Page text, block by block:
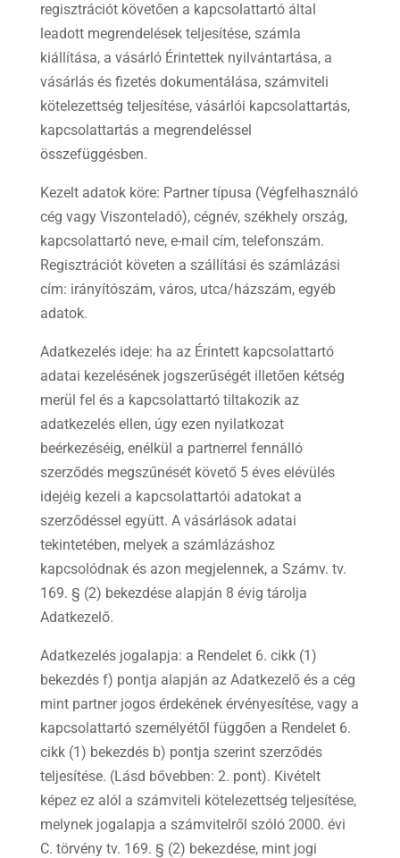
regisztrációt követően a kapcsolattartó által
leadott megrendelések teljesítése, számla
kiállítása, a vásárló Érintettek nyilvántartása, a
vásárlás és fizetés dokumentálása, számviteli
kötelezettség teljesítése, vásárlói kapcsolattartás,
kapcsolattartás a megrendeléssel
összefüggésben.
Kezelt adatok köre: Partner típusa (Végfelhasználó
cég vagy Viszonteladó), cégnév, székhely ország,
kapcsolattartó neve, e-mail cím, telefonszám.
Regisztrációt követen a szállítási és számlázási
cím: irányítószám, város, utca/házszám, egyéb
adatok.
Adatkezelés ideje: ha az Érintett kapcsolattartó
adatai kezelésének jogszerűségét illetően kétség
merül fel és a kapcsolattartó tiltakozik az
adatkezelés ellen, úgy ezen nyilatkozat
beérkezéséig, enélkül a partnerrel fennálló
szerződés megszűnését követő 5 éves elévülés
idejéig kezeli a kapcsolattartói adatokat a
szerződéssel együtt. A vásárlások adatai
tekintetében, melyek a számlázáshoz
kapcsolódnak és azon megjelennek, a Számv. tv.
169. § (2) bekezdése alapján 8 évig tárolja
Adatkezelő.
Adatkezelés jogalapja: a Rendelet 6. cikk (1)
bekezdés f) pontja alapján az Adatkezelő és a cég
mint partner jogos érdekének érvényesítése, vagy a
kapcsolattartó személyétől függően a Rendelet 6.
cikk (1) bekezdés b) pontja szerint szerződés
teljesítése. (Lásd bővebben: 2. pont). Kivételt
képez ez alól a számviteli kötelezettség teljesítése,
melynek jogalapja a számvitelről szóló 2000. évi
C. törvény tv. 169. § (2) bekezdése, mint jogi